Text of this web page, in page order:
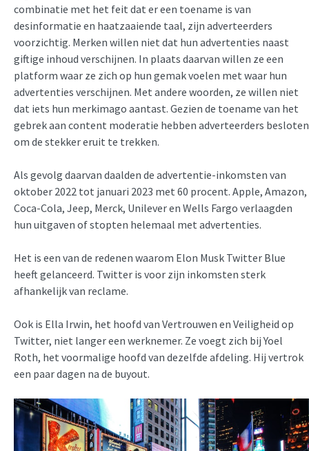
combinatie met het feit dat er een toename is van
desinformatie en haatzaaiende taal, zijn adverteerders
voorzichtig. Merken willen niet dat hun advertenties naast
giftige inhoud verschijnen. In plaats daarvan willen ze een
platform waar ze zich op hun gemak voelen met waar hun
advertenties verschijnen. Met andere woorden, ze willen niet
dat iets hun merkimago aantast. Gezien de toename van het
gebrek aan content moderatie hebben adverteerders besloten
om de stekker eruit te trekken.
Als gevolg daarvan daalden de advertentie-inkomsten van
oktober 2022 tot januari 2023 met 60 procent. Apple, Amazon,
Coca-Cola, Jeep, Merck, Unilever en Wells Fargo verlaagden
hun uitgaven of stopten helemaal met advertenties.
Het is een van de redenen waarom Elon Musk Twitter Blue
heeft gelanceerd. Twitter is voor zijn inkomsten sterk
afhankelijk van reclame.
Ook is Ella Irwin, het hoofd van Vertrouwen en Veiligheid op
Twitter, niet langer een werknemer. Ze voegt zich bij Yoel
Roth, het voormalige hoofd van dezelfde afdeling. Hij vertrok
een paar dagen na de buyout.